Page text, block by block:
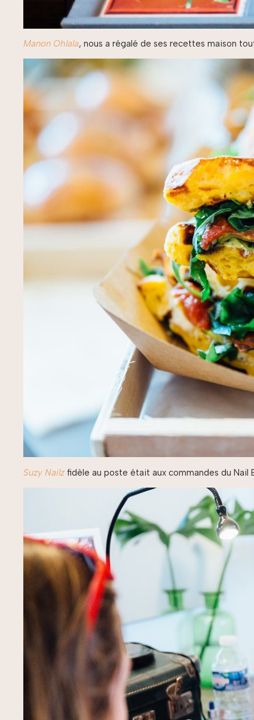
Manon Ohlala, nous a régalé de ses recettes maison
Suzy Nailzfidèle au poste était aux commandes du